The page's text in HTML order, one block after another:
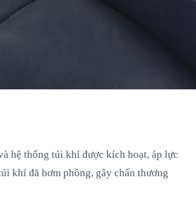
hệ thống túi khí được kích hoạt, áp lực
khí đã bơm phồng, gây chấn thương